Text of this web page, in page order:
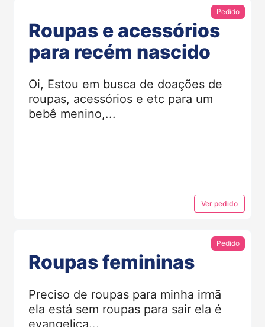
Pedido
Roupas e acessórios
para recém nascido
Oi, Estou em busca de doações de
roupas, acessórios e etc para um
bebê menino,...
Ver pedido
Pedido
Roupas femininas
Preciso de roupas para minha irmã
ela está sem roupas para sair ela é
evangelica...